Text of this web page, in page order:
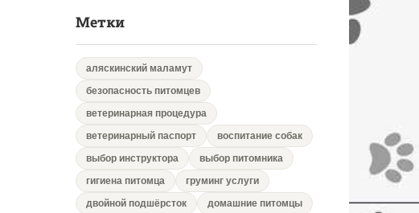
Метки
аляскинский маламут
безопасность питомцев
ветеринарная процедура
ветеринарный паспорт
воспитание собак
выбор инструктора
выбор питомника
гигиена питомца
груминг услуги
двойной подшёрсток
домашние питомцы